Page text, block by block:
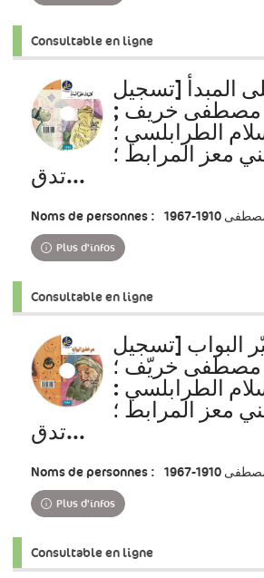
Consultable en ligne
المبدأ [تسجيل
مصطفى خريف ;
الطرابلسي ؛
معز المرابط ؛
تدق...
Noms de personnes : 1967
Plus d'infos
Consultable en ligne
البواب [تسجيل
خريّف ؛
الطرابلسي :
معز المرابط ؛
تدق...
Noms de personnes : 1967
Plus d'infos
Consultable en ligne